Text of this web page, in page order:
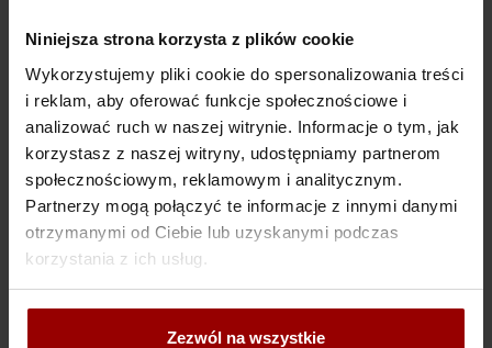
Niniejsza strona korzysta z plików cookie
Wykorzystujemy pliki cookie do spersonalizowania treści
i reklam, aby oferować funkcje społecznościowe i
analizować ruch w naszej witrynie. Informacje o tym, jak
korzystasz z naszej witryny, udostępniamy partnerom
społecznościowym, reklamowym i analitycznym.
Partnerzy mogą połączyć te informacje z innymi danymi
otrzymanymi od Ciebie lub uzyskanymi podczas
korzystania z ich usług.
Zezwól na wszystkie
Przenosimy oficjalnie lokalizację firmy, biuro oraz
do nowej siedziby pod świeżo nadanym adresem:
ul. Przemysłowa 19, 32-060 Kryspinów
Tuż przy zjeździe z A4 Kraków Bielany w stronę Piekar.
Więcej informacji poniżej
Czytaj więcej…